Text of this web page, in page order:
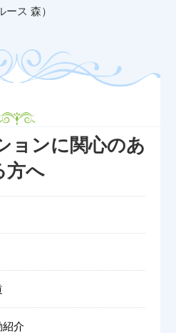
ス 森）
ョンに関心のあ
方へ
紹介